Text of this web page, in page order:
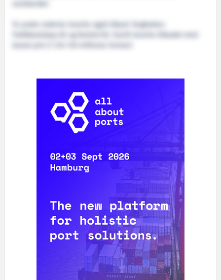
To andre rederier leverte også tilbud: Torghatten
Trafikkselskap AS og Norled AS. Fjord1 leverte tilbudet med